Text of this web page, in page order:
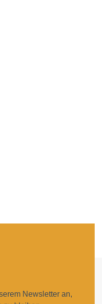
Newsletter an,